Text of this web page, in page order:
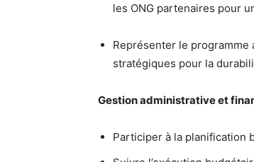
les ONG partenaires pour
Représenter le
stratégiques pour la
Gestion administrative et
Participer à la planification